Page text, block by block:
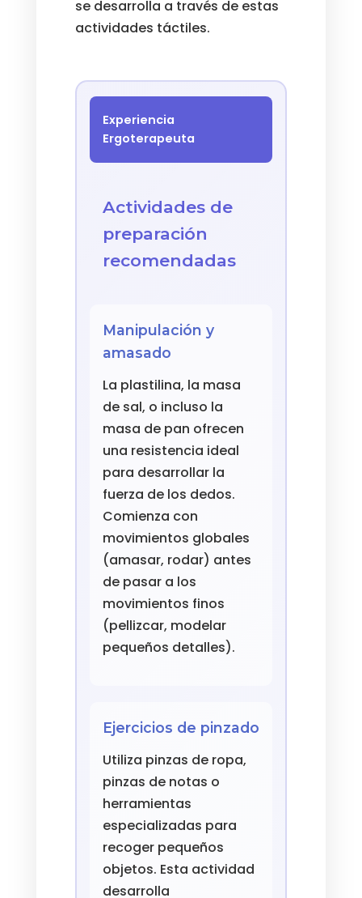
se desarrolla a través de estas
actividades táctiles.
Experiencia
Ergoterapeuta
Actividades de
preparación
recomendadas
Manipulación y
amasado
La plastilina, la masa
de sal, o incluso la
masa de pan ofrecen
una resistencia ideal
para desarrollar la
fuerza de los dedos.
Comienza con
movimientos globales
(amasar, rodar) antes
de pasar a los
movimientos finos
(pellizcar, modelar
pequeños detalles).
Ejercicios de pinzado
Utiliza pinzas de ropa,
pinzas de notas o
herramientas
especializadas para
recoger pequeños
objetos. Esta actividad
desarrolla